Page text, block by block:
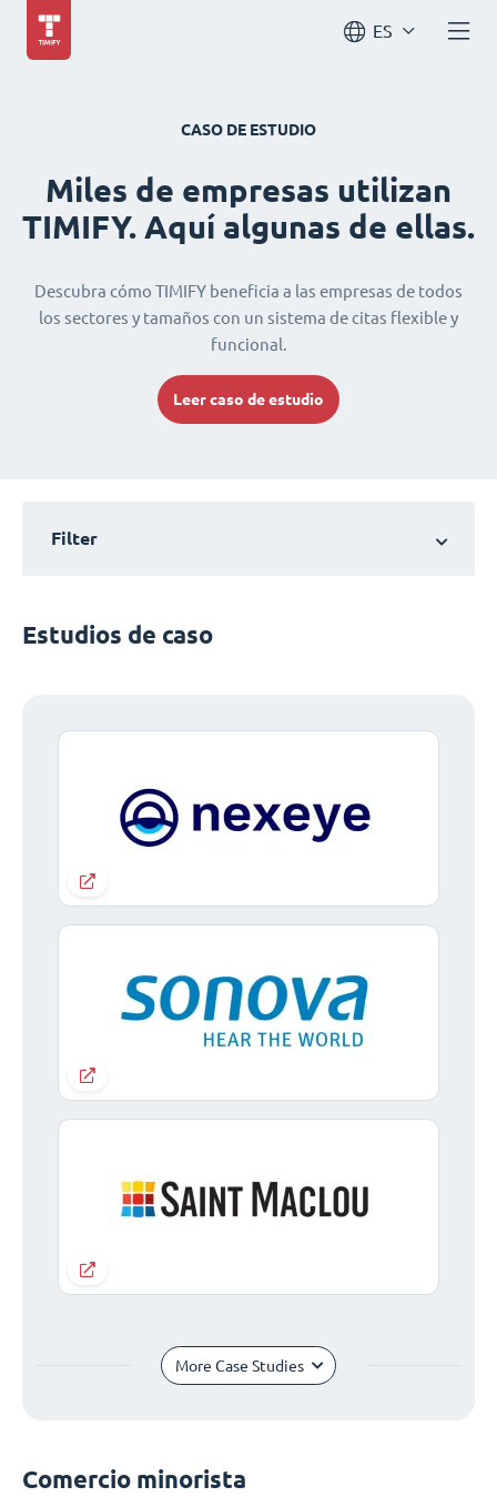
ES
CASO DE ESTUDIO
Miles de empresas utilizan
TIMIFY. Aquí algunas de ellas.
Descubra cómo TIMIFY beneficia a las empresas de todos
los sectores y tamaños con un sistema de citas flexible y
funcional.
Leer caso de estudio
Filter
Estudios de caso
More Case Studies
Comercio minorista